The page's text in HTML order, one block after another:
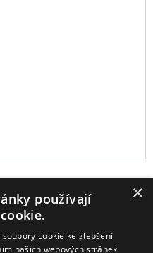
Paddleboarding
Předobjednávky
|
×
používají
cookie ke zlepšení
našich webových stránek